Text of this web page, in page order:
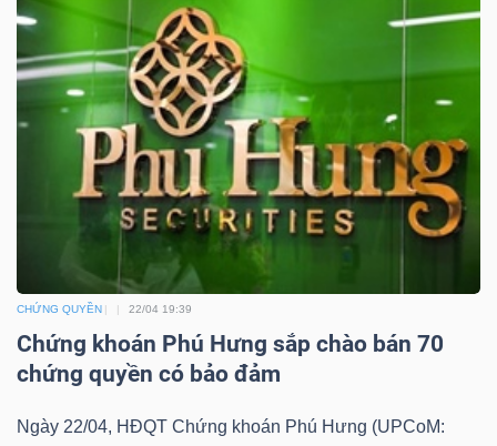
CHỨNG QUYỀN 22/04 19:39
Chứng khoán Phú Hưng sắp chào bán 70
chứng quyền có bảo đảm
Ngày 22/04, HĐQT Chứng khoán Phú Hưng (UPCoM:
YẾU
DÙNG
THIẾT
CHĂM
SỨC